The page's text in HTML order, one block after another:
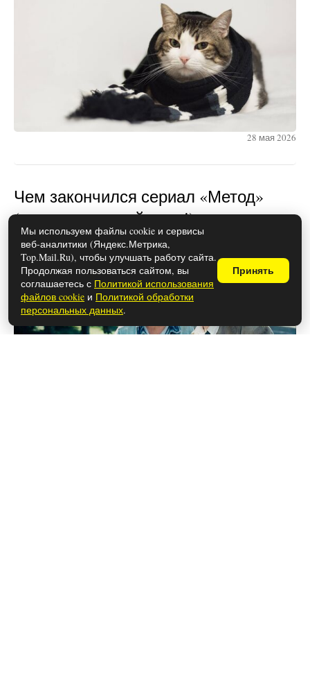
28 мая 2026
Чем закончился сериал «Метод»
(осторожно, спойлеры!)
Мы используем файлы cookie и сервисы
веб-аналитики (Яндекс.Метрика,
Top.Mail.Ru), чтобы улучшать работу сайта.
Продолжая пользоваться сайтом, вы
соглашаетесь с Политикой использования
файлов cookie и Политикой обработки
персональных данных.
Принять